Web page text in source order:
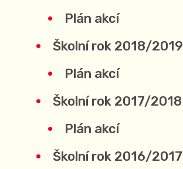
Plán akcí
Školní rok 2018/2019
Plán akcí
Školní rok 2017/2018
Plán akcí
Školní rok 2016/2017